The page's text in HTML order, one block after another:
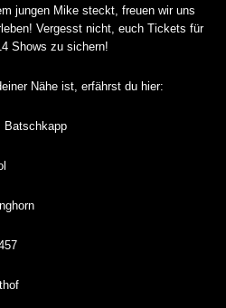
jungen Mike steckt, freuen wir uns
Vergesst nicht, euch Tickets für
Shows zu sichern!
Nähe ist, erfährst du hier:
Batschkapp